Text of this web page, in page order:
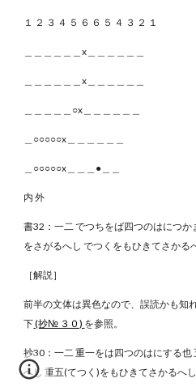
１ ２ ３ ４ ５ ６ ６ ５ ４ ３ ２ １
＿＿＿＿＿＿x＿＿＿＿＿＿
＿＿＿＿＿＿x＿＿＿＿＿＿
＿＿＿＿＿○x＿＿＿＿＿＿
＿○○○○○x＿＿＿＿＿＿
＿○○○○○x＿＿＿●＿＿
内 外
書32：一二 でつちをば四つのはにつ
をさがるへし でつくをもひきてさかる
［解説］
前半の文体は異色なので、誤読かも知
下(抄№ ３０) を参照。
抄30：一二 重一をは四つのはにする
へし 重五(てつく)をもひきてさかるへし